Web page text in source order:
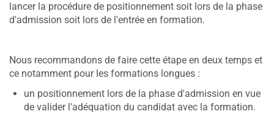
lancer la procédure de positionnement soit lors de la phase
d'admission soit lors de l'entrée en formation.
Nous recommandons de faire cette étape en deux temps et
ce notamment pour les formations longues :
un positionnement lors de la phase d'admission en vue
de valider l'adéquation du candidat avec la formation.